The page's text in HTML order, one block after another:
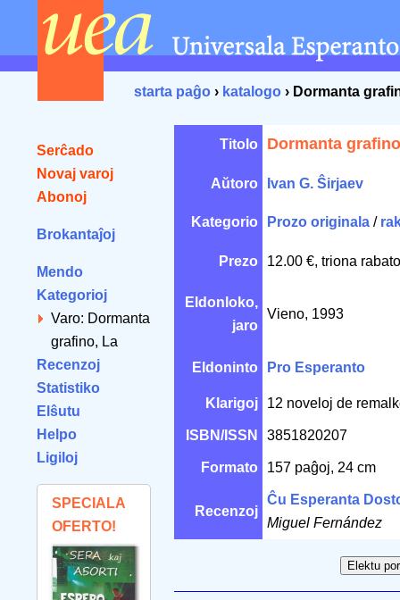
starta paĝo › katalogo › Dormanta
Serĉado
Novaj varoj
Abonoj
Brokantaĵoj
Mendo
Kategorioj
Varo: Dormanta
grafino, La
Recenzoj
Statistiko
Elŝutu
Helpo
Ligiloj
SPECIALA
OFERTO!
Titolo Dormanta
Aŭtoro Ivan G. Ŝirjaev
Kategorio Prozo originala /
Prezo 12.00 €, triona
Eldonloko,
jaro
Vieno, 1993
Eldoninto Pro Esperanto
Klarigoj 12 noveloj de
ISBN/ISSN 3851820207
Formato 157 paĝoj, 24 cm
Recenzoj
Ĉu Esperanta
Miguel Fernández